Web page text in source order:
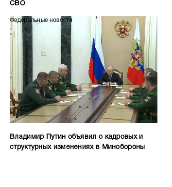
СВО
Федеральные новости
Владимир Путин объявил о кадровых и
структурных изменениях в Минобороны